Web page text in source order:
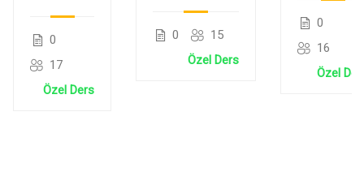
Şifre ve
Protein
Sentezi
0
17
Özel Ders
Denklemler
ve Karmaşık
Sayılar
0
15
Özel Ders
Analitiği
Analitiği
0
16
Özel